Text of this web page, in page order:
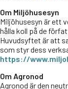
Om Miljöhusesyn
Miljöhusesyn är ett
hålla koll på de
Huvudsyftet är att
som styr dess
https://
Om Agronod
Agronod är den